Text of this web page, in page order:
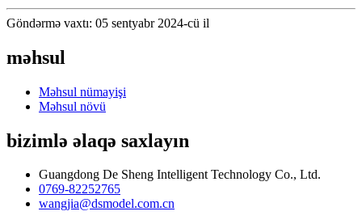
Göndərmə vaxtı: 05 sentyabr 2024-cü il
məhsul
Məhsul nümayişi
Məhsul növü
bizimlə əlaqə saxlayın
Guangdong De Sheng Intelligent Technology Co., Ltd.
0769-82252765
wangjia@dsmodel.com.cn